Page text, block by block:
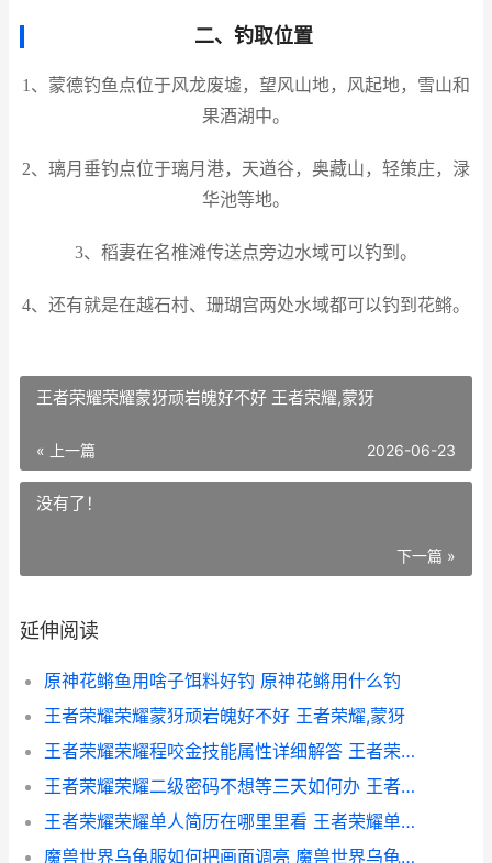
二、钓取位置
1、蒙德钓鱼点位于风龙废墟，望风山地，风起地，雪山和
果酒湖中。
2、璃月垂钓点位于璃月港，天遒谷，奥藏山，轻策庄，渌
华池等地。
3、稻妻在名椎滩传送点旁边水域可以钓到。
4、还有就是在越石村、珊瑚宫两处水域都可以钓到花鳉。
王者荣耀荣耀蒙犽顽岩魄好不好 王者荣耀,蒙犽
« 上一篇 2026-06-23
没有了！
下一篇 »
延伸阅读
原神花鳉鱼用啥子饵料好钓 原神花鳉用什么钓
王者荣耀荣耀蒙犽顽岩魄好不好 王者荣耀,蒙犽
王者荣耀荣耀程咬金技能属性详细解答 王者荣耀荣耀程咬金称号
王者荣耀荣耀二级密码不想等三天如何办 王者荣耀二佳
王者荣耀荣耀单人简历在哪里里看 王者荣耀单英雄排名
魔兽世界乌龟服如何把画面调亮 魔兽世界乌龟服附魔1-300攻略